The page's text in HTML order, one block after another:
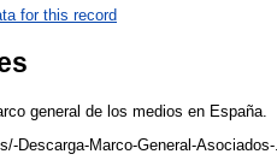
for this record
general de los medios en España.
Descarga-Marco-General-